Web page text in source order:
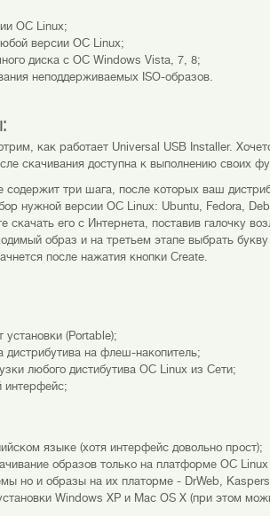
ОС Linux;
версии ОС Linux;
диска с ОС Windows Vista, 7, 8;
неподдерживаемых ISO-образов.
как работает Universal USB Installer.
скачивания доступна к выполнению своих
содержит три шага, после которых ваш
нужной версии ОС Linux: Ubuntu, Fedora,
его с Интернета, поставив галочку
образ и на третьем этапе выбрать
после нажатия кнопки Create.
установки (Portable);
дистрибутива на флеш-накопитель;
любого дистибутива ОС Linux из Сети;
интерфейс;
языке (хотя интерфейс довольно прост);
образов только на платформе ОС
но и образы на их платорме - DrWeb,
Windows XP и Mac OS X (при этом